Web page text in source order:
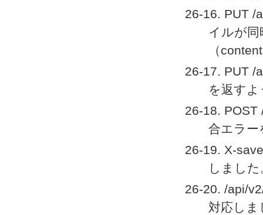
26-16. PUT /
イルが
（
26-17. PUT /
を返す
26-18.
合エラー
26-19. X-
しました
26-20. /api/
対応しま